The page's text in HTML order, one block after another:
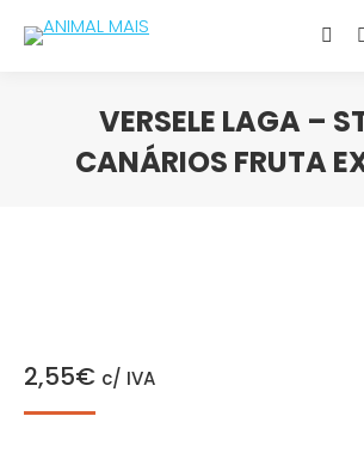
VERSELE LAGA –
CANÁRIOS FRUTA
2,55€ c/ IVA